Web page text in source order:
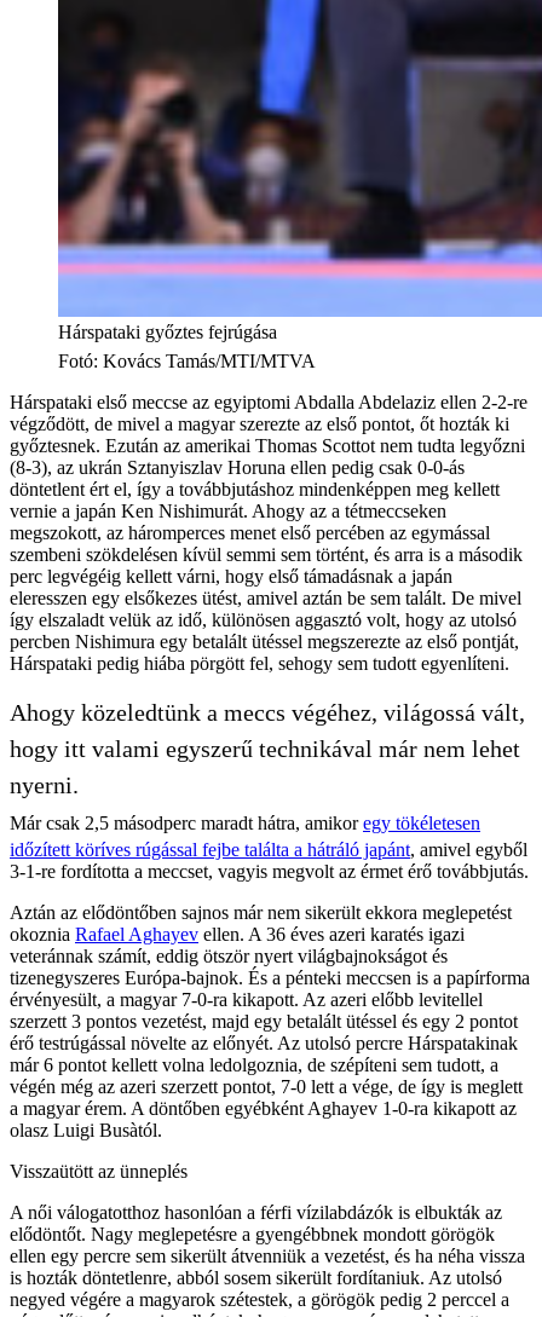
Hárspataki győztes fejrúgása
Fotó: Kovács Tamás/MTI/MTVA
Hárspataki első meccse az egyiptomi Abdalla Abdelaziz ellen 2-2-re
végződött, de mivel a magyar szerezte az első pontot, őt hozták ki
győztesnek. Ezután az amerikai Thomas Scottot nem tudta legyőzni
(8-3), az ukrán Sztanyiszlav Horuna ellen pedig csak 0-0-ás
döntetlent ért el, így a továbbjutáshoz mindenképpen meg kellett
vernie a japán Ken Nishimurát. Ahogy az a tétmeccseken
megszokott, az háromperces menet első percében az egymással
szembeni szökdelésen kívül semmi sem történt, és arra is a második
perc legvégéig kellett várni, hogy első támadásnak a japán
eleresszen egy elsőkezes ütést, amivel aztán be sem talált. De mivel
így elszaladt velük az idő, különösen aggasztó volt, hogy az utolsó
percben Nishimura egy betalált ütéssel megszerezte az első pontját,
Hárspataki pedig hiába pörgött fel, sehogy sem tudott egyenlíteni.
Ahogy közeledtünk a meccs végéhez, világossá vált,
hogy itt valami egyszerű technikával már nem lehet
nyerni.
Már csak 2,5 másodperc maradt hátra, amikoregy tökéletesen
időzített köríves rúgással fejbe találta a hátráló japánt, amivel egyből
3-1-re fordította a meccset, vagyis megvolt az érmet érő továbbjutás.
Aztán az elődöntőben sajnos már nem sikerült ekkora meglepetést
okoznia Rafael Aghayev ellen. A 36 éves azeri karatés igazi
veteránnak számít, eddig ötször nyert világbajnokságot és
tizenegyszeres Európa-bajnok. És a pénteki meccsen is a papírforma
érvényesült, a magyar 7-0-ra kikapott. Az azeri előbb levitellel
szerzett 3 pontos vezetést, majd egy betalált ütéssel és egy 2 pontot
érő testrúgással növelte az előnyét. Az utolsó percre Hárspatakinak
már 6 pontot kellett volna ledolgoznia, de szépíteni sem tudott, a
végén még az azeri szerzett pontot, 7-0 lett a vége, de így is meglett
a magyar érem. A döntőben egyébként Aghayev 1-0-ra kikapott az
olasz Luigi Busàtól.
Visszaütött az ünneplés
A női válogatotthoz hasonlóan a férfi vízilabdázók is elbukták az
elődöntőt. Nagy meglepetésre a gyengébbnek mondott görögök
ellen egy percre sem sikerült átvenniük a vezetést, és ha néha vissza
is hozták döntetlenre, abból sosem sikerült fordítaniuk. Az utolsó
negyed végére a magyarok szétestek, a görögök pedig 2 perccel a